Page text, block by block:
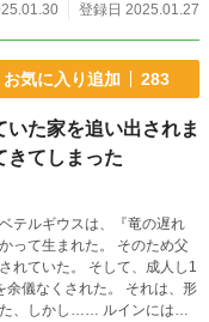
登録日 2025.01.27
お気に入り追加 283
いた家を追い出されま
きてしまった
テルギウスは、『竜の遅れ
れた。 そのため父
して、成人し1
れた。 それは、形
…… ルインには変